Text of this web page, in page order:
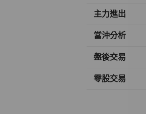
主力進出
當沖分析
盤後交易
零股交易